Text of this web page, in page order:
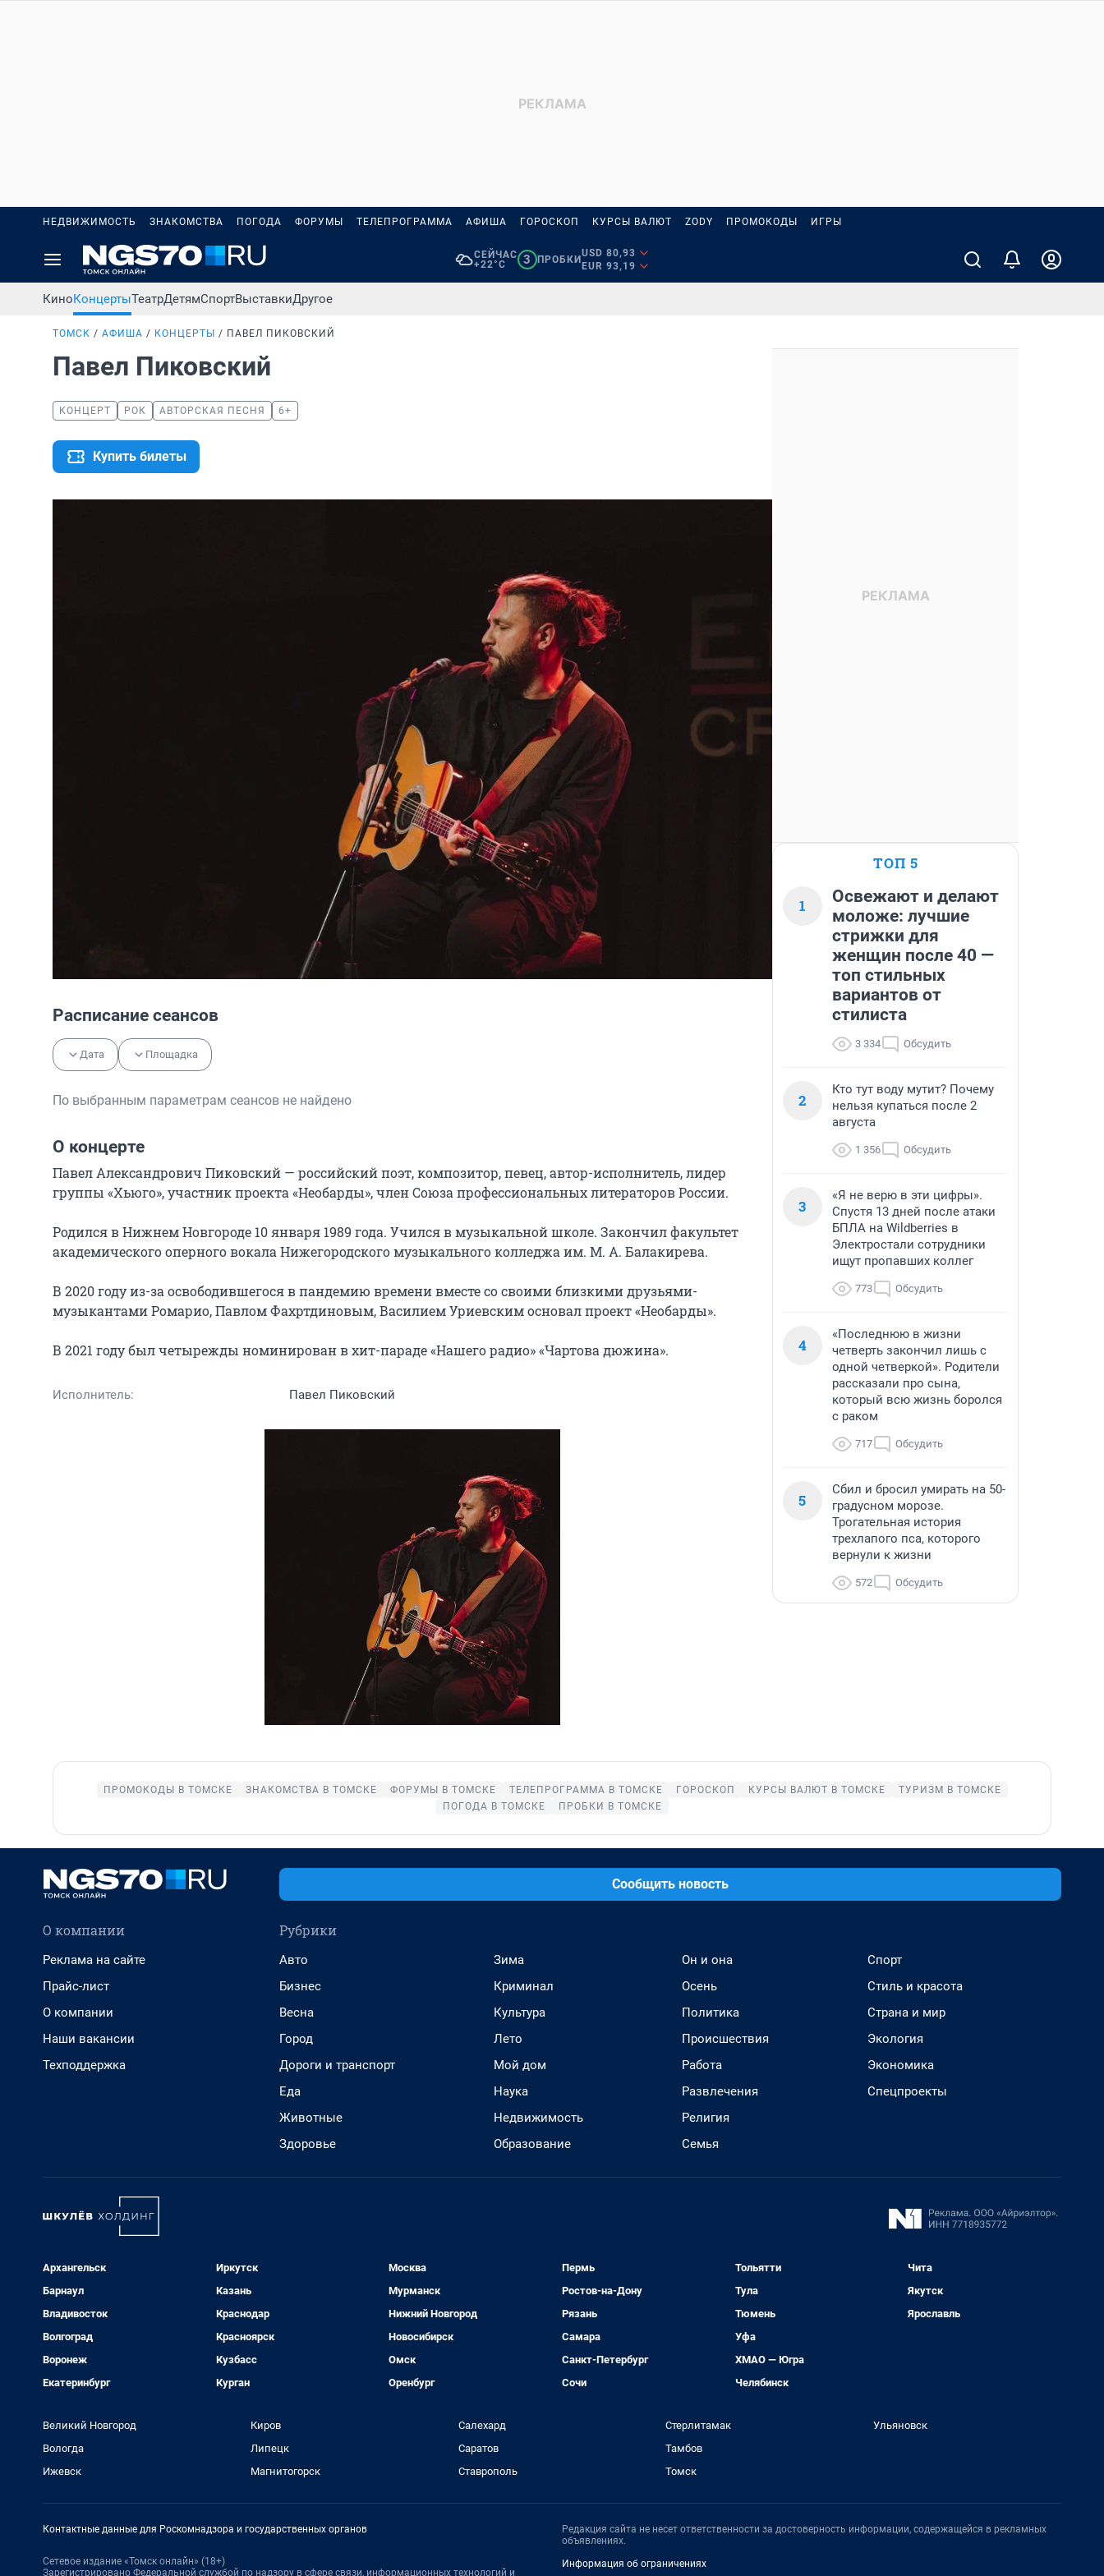
НЕДВИЖИМОСТЬ ЗНАКОМСТВА ПОГОДА ФОРУМЫ ТЕЛЕПРОГРАММА АФИША ГОРОСКОП КУРСЫ ВАЛЮТ ZODY ПРОМОКОДЫ ИГРЫ
СЕЙЧАС
+22°C
3 ПРОБКИ
USD 80,93
EUR 93,19
КиноКонцертыТеатрДетямСпортВыставкиДругое
ТОМСК АФИША КОНЦЕРТЫ ПАВЕЛ ПИКОВСКИЙ
Павел Пиковский
КОНЦЕРТ РОК АВТОРСКАЯ ПЕСНЯ 6+
Купить билеты
Расписание сеансов
Дата Площадка
По выбранным параметрам сеансов не найдено
О концерте
Павел Александрович Пиковский — российский поэт, композитор, певец, автор-исполнитель, лидер
группы «Хьюго», участник проекта «Необарды», член Союза профессиональных литераторов России.
Родился в Нижнем Новгороде 10 января 1989 года. Учился в музыкальной школе. Закончил факультет
академического оперного вокала Нижегородского музыкального колледжа им. М. А. Балакирева.
В 2020 году из-за освободившегося в пандемию времени вместе со своими близкими друзьями-
музыкантами Ромарио, Павлом Фахртдиновым, Василием Уриевским основал проект «Необарды».
В 2021 году был четырежды номинирован в хит-параде «Нашего радио» «Чартова дюжина».
Исполнитель: Павел Пиковский
ТОП 5
1
Освежают и делают
моложе: лучшие
стрижки для
женщин после 40 —
топ стильных
вариантов от
стилиста
3 334 Обсудить
2
Кто тут воду мутит? Почему
нельзя купаться после 2
августа
1 356 Обсудить
3
«Я не верю в эти цифры».
Спустя 13 дней после атаки
БПЛА на Wildberries в
Электростали сотрудники
ищут пропавших коллег
773 Обсудить
4
«Последнюю в жизни
четверть закончил лишь с
одной четверкой». Родители
рассказали про сына,
который всю жизнь боролся
с раком
717 Обсудить
5
Сбил и бросил умирать на 50-
градусном морозе.
Трогательная история
трехлапого пса, которого
вернули к жизни
572 Обсудить
ПРОМОКОДЫ В ТОМСКЕ ЗНАКОМСТВА В ТОМСКЕ ФОРУМЫ В ТОМСКЕ ТЕЛЕПРОГРАММА В ТОМСКЕ ГОРОСКОП КУРСЫ ВАЛЮТ В ТОМСКЕ
ТУРИЗМ В ТОМСКЕ
ПОГОДА В ТОМСКЕ
ПРОБКИ В ТОМСКЕ
Сообщить новость
О компании
Реклама на сайте
Прайс-лист
О компании
Наши вакансии
Техподдержка
Рубрики
Авто
Бизнес
Весна
Город
Дороги и транспорт
Еда
Животные
Здоровье
Зима
Криминал
Культура
Лето
Мой дом
Наука
Недвижимость
Образование
Он и она
Осень
Политика
Происшествия
Работа
Развлечения
Религия
Семья
Спорт
Стиль и красота
Страна и мир
Экология
Экономика
Спецпроекты
Архангельск
Барнаул
Владивосток
Волгоград
Воронеж
Екатеринбург
Иркутск
Казань
Краснодар
Красноярск
Кузбасс
Курган
Москва
Мурманск
Нижний Новгород
Новосибирск
Омск
Оренбург
Пермь
Ростов-на-Дону
Рязань
Самара
Санкт-Петербург
Сочи
Тольятти
Тула
Тюмень
Уфа
ХМАО — Югра
Челябинск
Чита
Якутск
Ярославль
Великий Новгород
Вологда
Ижевск
Киров
Липецк
Магнитогорск
Салехард
Саратов
Ставрополь
Стерлитамак
Тамбов
Томск
Ульяновск
Контактные данные для Роскомнадзора и государственных органов
Сетевое издание «Томск онлайн» (18+)
Зарегистрировано Федеральной службой по надзору в сфере связи, информационных технологий и
Редакция сайта не несет ответственности за достоверность информации, содержащейся в рекламных
объявлениях.
Информация об ограничениях